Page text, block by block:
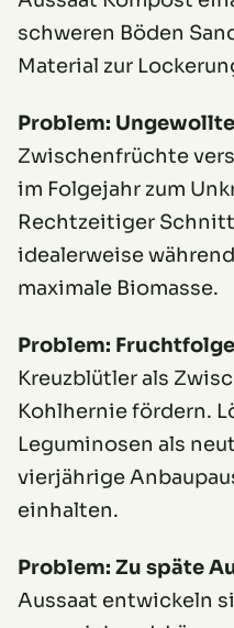
schweren Böden
Material zur
Problem:
Zwischenfrüchte
im Folgejahr zum
Rechtzeitiger
idealerweise
maximale Biomasse.
Problem:
Kreuzblütler als
Kohlhernie fördern.
Leguminosen als
vierjährige
einhalten.
Problem: Zu späte
Aussaat entwickeln